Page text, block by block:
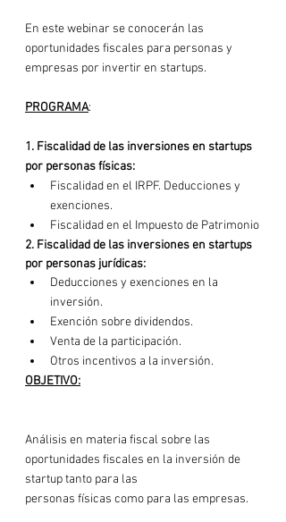
En este webinar se conocerán las
oportunidades fiscales para personas y
empresas por invertir en startups.
PROGRAMA:
1. Fiscalidad de las inversiones en startups
por personas físicas:
Fiscalidad en el IRPF. Deducciones y
exenciones.
Fiscalidad en el Impuesto de Patrimonio
2. Fiscalidad de las inversiones en startups
por personas jurídicas:
Deducciones y exenciones en la
inversión.
Exención sobre dividendos.
Venta de la participación.
Otros incentivos a la inversión.
OBJETIVO:
Análisis en materia fiscal sobre las
oportunidades fiscales en la inversión de
startup tanto para las
personas físicas como para las empresas.